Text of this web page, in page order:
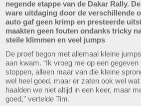
negende etappe van de Dakar Rally.
ware uitdaging door de verschillende
auto gaf geen krimp en presteerde
maakten geen fouten ondanks tricky
steile klimmen en veel jumps
De proef begon met allemaal kleine
aan kwam. “Ik vroeg me op een
stoppen, alleen maar van die kleine
wel heel goed, maar er zaten ook wel
haalden we niet altijd in een keer, maar
goed,” vertelde Tim.